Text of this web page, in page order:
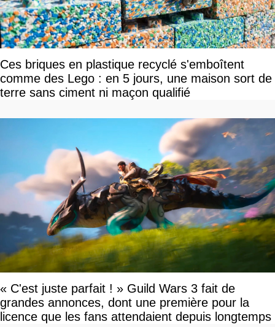
Ces briques en plastique recyclé s'emboîtent
comme des Lego : en 5 jours, une maison sort de
terre sans ciment ni maçon qualifié
« C'est juste parfait ! » Guild Wars 3 fait de
grandes annonces, dont une première pour la
licence que les fans attendaient depuis longtemps